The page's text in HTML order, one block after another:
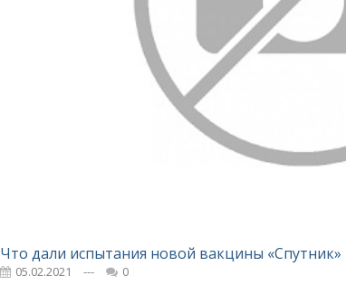
Что дали испытания новой вакцины «Спутник»
05.02.2021 ---
0